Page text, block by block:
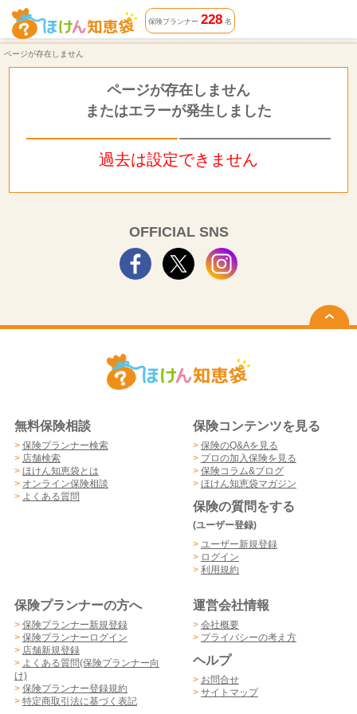
ページが存在しません | ほけん知恵袋
保険プランナー 228名
ページが存在しません
ページが存在しません
またはエラーが発生しました
過去は設定できません
OFFICIAL SNS
無料保険相談
> 保険プランナー検索
> 店舗検索
> ほけん知恵袋とは
> オンライン保険相談
> よくある質問
保険コンテンツを見る
> 保険のQ&Aを見る
> プロの加入保険を見る
> 保険コラム&ブログ
> ほけん知恵袋マガジン
保険の質問をする
(ユーザー登録)
> ユーザー新規登録
> ログイン
> 利用規約
保険プランナーの方へ
> 保険プランナー新規登録
> 保険プランナーログイン
> 店舗新規登録
> よくある質問(保険プランナー向
け)
> 保険プランナー登録規約
> 特定商取引法に基づく表記
運営会社情報
> 会社概要
> プライバシーの考え方
ヘルプ
> お問合せ
> サイトマップ